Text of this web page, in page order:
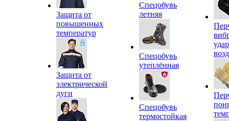
Защита от
повышенных
температур
Защита от
электрической
дуги
Спецобувь
летняя
Спецобувь
утеплённая
Спецобувь
термостойкая